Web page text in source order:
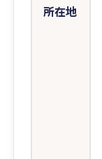
所在地